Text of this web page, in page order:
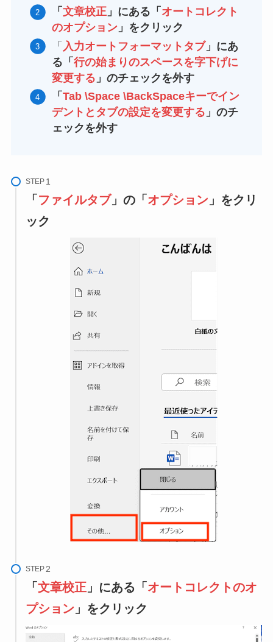
「文章校正 」にある「 オートコレクト
のオプション 」をクリック
「 入力オートフォーマットタブ」にあ
る「行の始まりのスペースを字下げに
変更する 」のチェックを外す
「Tab \Space \BackSpaceキーでイン
デントとタブの設定を変更する 」のチ
ェックを外す
STEP
「 ファイルタブ」の「 オプション 」をクリ
ック
STEP
「 文章校正」にある「 オートコレクトのオ
プション 」をクリック